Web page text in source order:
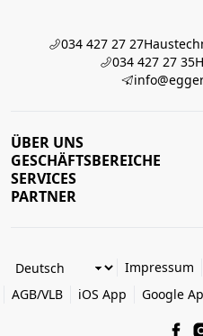
034 427 27 27
034 427 27 35
ÜBER UNS
GESCHÄFTSBEREICHE
SERVICES
PARTNER
Impressum
AGB/VLB
iOS App Google